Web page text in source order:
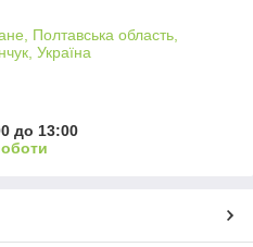
Полтавська область,
Україна
до 13:00